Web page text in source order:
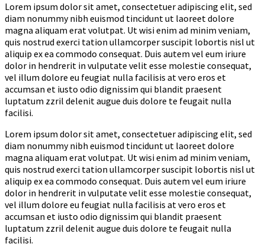
Lorem ipsum dolor sit amet, consectetuer adipiscing elit, sed
diam nonummy nibh euismod tincidunt ut laoreet dolore
magna aliquam erat volutpat. Ut wisi enim ad minim veniam,
quis nostrud exerci tation ullamcorper suscipit lobortis nisl ut
aliquip ex ea commodo consequat. Duis autem vel eum iriure
dolor in hendrerit in vulputate velit esse molestie consequat,
vel illum dolore eu feugiat nulla facilisis at vero eros et
accumsan et iusto odio dignissim qui blandit praesent
luptatum zzril delenit augue duis dolore te feugait nulla
facilisi.
Lorem ipsum dolor sit amet, consectetuer adipiscing elit, sed
diam nonummy nibh euismod tincidunt ut laoreet dolore
magna aliquam erat volutpat. Ut wisi enim ad minim veniam,
quis nostrud exerci tation ullamcorper suscipit lobortis nisl ut
aliquip ex ea commodo consequat. Duis autem vel eum iriure
dolor in hendrerit in vulputate velit esse molestie consequat,
vel illum dolore eu feugiat nulla facilisis at vero eros et
accumsan et iusto odio dignissim qui blandit praesent
luptatum zzril delenit augue duis dolore te feugait nulla
facilisi.